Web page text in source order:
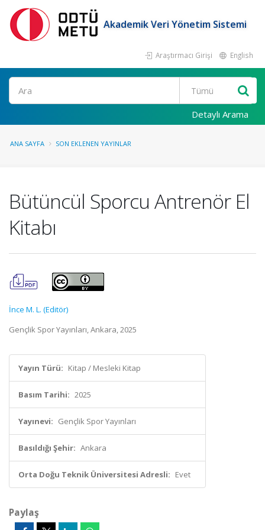
Akademik Veri Yönetim Sistemi
Araştırmacı Girişi English
Ara
Detaylı Arama
ANA SAYFA SON EKLENEN YAYINLAR
Bütüncül Sporcu Antrenör El
Kitabı
İnce M. L. (Editör)
Gençlik Spor Yayınları, Ankara, 2025
Yayın Türü: Kitap / Mesleki Kitap
Basım Tarihi: 2025
Yayınevi: Gençlik Spor Yayınları
Basıldığı Şehir: Ankara
Orta Doğu Teknik Üniversitesi Adresli: Evet
Paylaş